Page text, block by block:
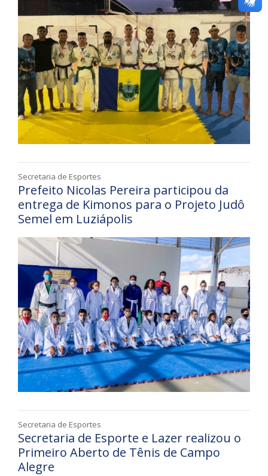
Secretaria de Esportes
Prefeito Nicolas Pereira participou da
entrega de Kimonos para o Projeto Judô
Semel em Luziápolis
Secretaria de Esportes
Secretaria de Esporte e Lazer realizou o
Primeiro Aberto de Tênis de Campo
Alegre